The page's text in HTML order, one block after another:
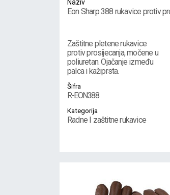
Naziv
Eon Sharp 388 rukavice protiv
Zaštitne pletene rukavice
protiv prosijecanja, močene u
poliuretan. Ojačanje između
palca i kažiprsta.
Šifra
R-EON388
Kategorija
Radne I zaštitne rukavice